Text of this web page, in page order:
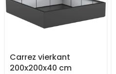
Carrez vierkant
200x200x40 cm